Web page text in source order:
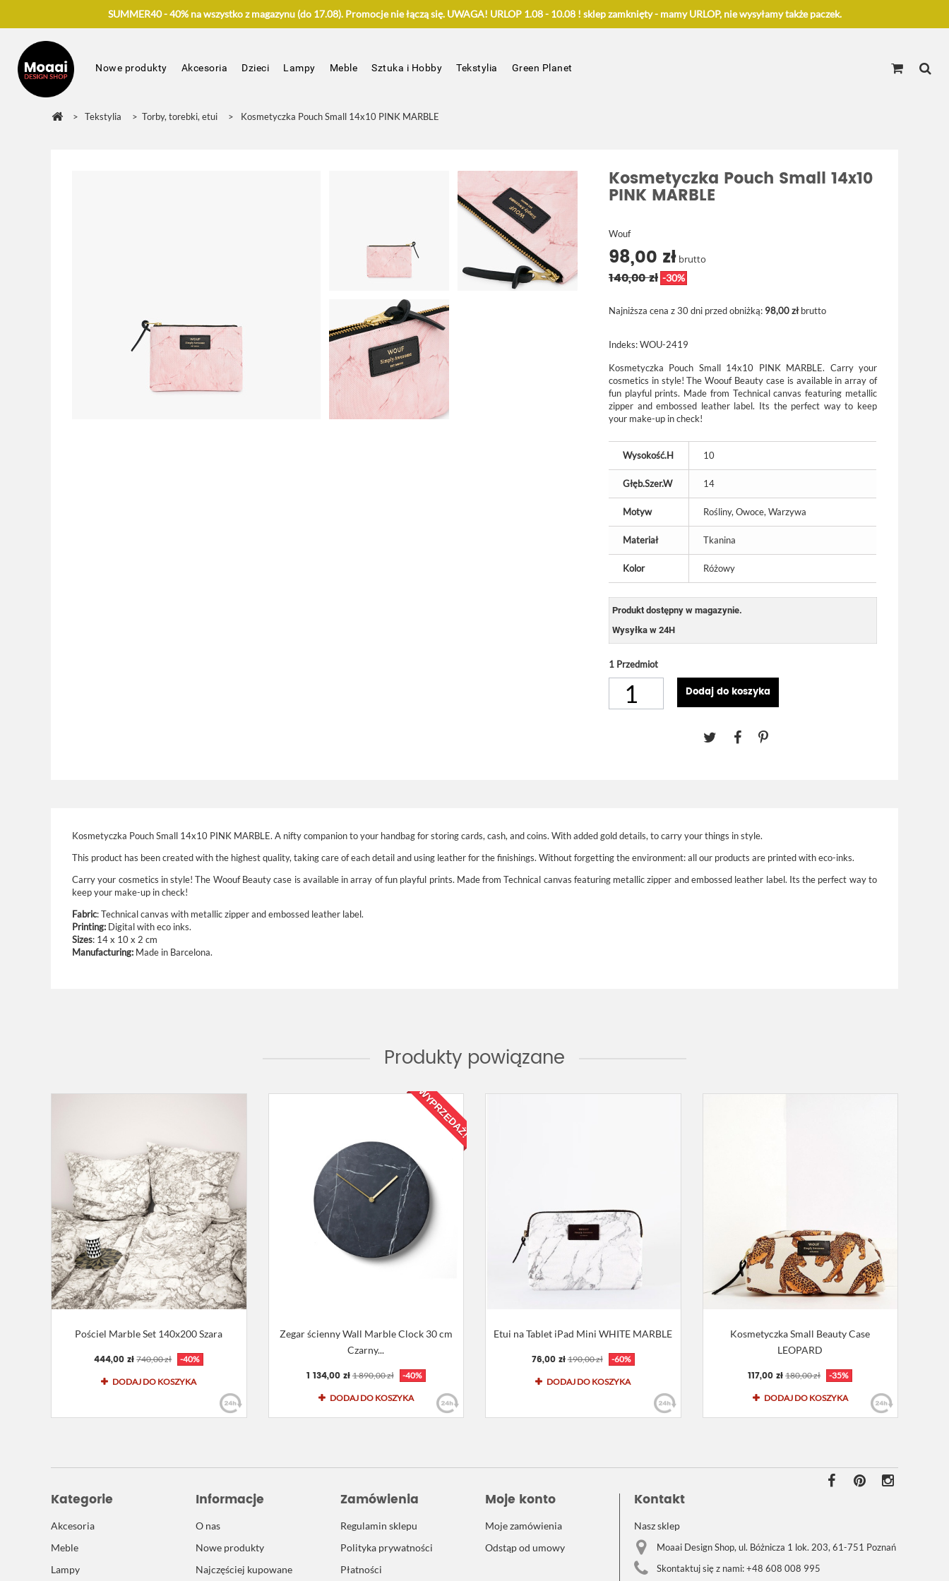
SUMMER40 - 40% na wszystko z magazynu (do 17.08). Promocje nie łączą się. UWAGA! URLOP 1.08 - 10.08 ! sklep zamknięty - mamy URLOP, nie wysyłamy także paczek.
Nowe produkty Akcesoria Dzieci Lampy Meble Sztuka i Hobby Tekstylia Green Planet
> Tekstylia > Torby, torebki, etui > Kosmetyczka Pouch Small 14x10 PINK MARBLE
Kosmetyczka Pouch Small 14x10
PINK MARBLE
Wouf
98,00 zł brutto
140,00 zł -30%
Najniższa cena z 30 dni przed obniżką: 98,00 złbrutto
Indeks:WOU-2419
Kosmetyczka Pouch Small 14x10 PINK MARBLE. Carry your
cosmetics in style! The Woouf Beauty case is available in array of
fun playful prints. Made from Technical canvas featuring metallic
zipper and embossed leather label. Its the perfect way to keep
your make-up in check!
Wysokość.H 10
Głęb.Szer.W 14
Motyw Rośliny, Owoce, Warzywa
Materiał Tkanina
Kolor Różowy
Produkt dostępny w magazynie.
Wysyłka w 24H
1 Przedmiot
Dodaj do koszyka
Kosmetyczka Pouch Small 14x10 PINK MARBLE. A nifty companion to your handbag for storing cards, cash, and coins. With added gold details, to carry your things in style.
This product has been created with the highest quality, taking care of each detail and using leather for the finishings. Without forgetting the environment: all our products are printed with eco-inks.
Carry your cosmetics in style! The Woouf Beauty case is available in array of fun playful prints. Made from Technical canvas featuring metallic zipper and embossed leather label. Its the perfect way to
keep your make-up in check!
Fabric: Technical canvas with metallic zipper and embossed leather label.
Printing: Digital with eco inks.
Sizes: 14 x 10 x 2 cm
Manufacturing: Made in Barcelona.
Produkty powiązane
Pościel Marble Set 140x200 Szara
444,00 zł 740,00 zł -40%
DODAJ DO KOSZYKA
WYPRZEDAŻ!
Zegar ścienny Wall Marble Clock 30 cm
Czarny...
1 134,00 zł 1 890,00 zł -40%
DODAJ DO KOSZYKA
Etui na Tablet iPad Mini WHITE MARBLE
76,00 zł 190,00 zł -60%
DODAJ DO KOSZYKA
Kosmetyczka Small Beauty Case
LEOPARD
117,00 zł 180,00 zł -35%
DODAJ DO KOSZYKA
Kategorie
Akcesoria
Meble
Lampy
Informacje
O nas
Nowe produkty
Najczęściej kupowane
Zamówienia
Regulamin sklepu
Polityka prywatności
Płatności
Moje konto
Moje zamówienia
Odstąp od umowy
Kontakt
Nasz sklep
Moaai Design Shop, ul. Bóżnicza 1 lok. 203, 61-751 Poznań
Skontaktuj się z nami:+48 608 008 995